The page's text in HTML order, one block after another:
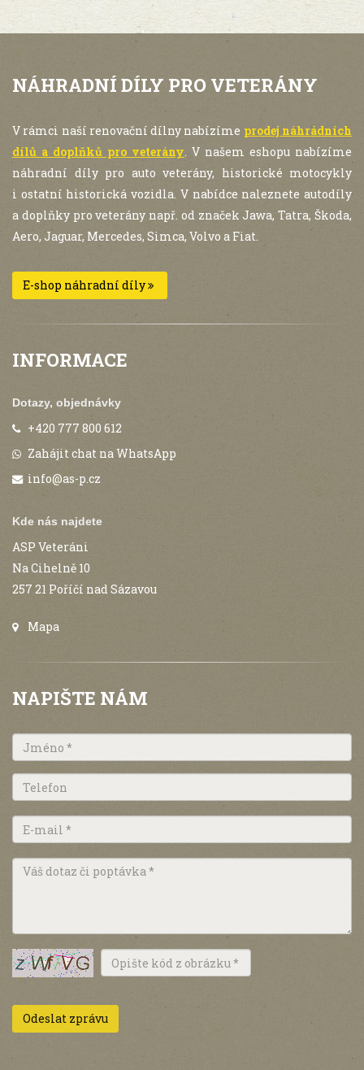
NÁHRADNÍ DÍLY PRO VETERÁNY
V rámci naší renovační dílny nabízíme prodej náhrádních
dílů a doplňků pro veterány. V našem eshopu nabízíme
náhradní díly pro auto veterány, historické motocykly
i ostatní historická vozidla. V nabídce naleznete autodíly
a doplňky pro veterány např. od značek Jawa, Tatra, Škoda,
Aero, Jaguar, Mercedes, Simca, Volvo a Fiat.
E-shop náhradní díly
INFORMACE
Dotazy, objednávky
+420 777 800 612
Zahájit chat na WhatsApp
info@as-p.cz
Kde nás najdete
ASP Veteráni
Na Cihelně 10
257 21 Poříčí nad Sázavou
Mapa
NAPIŠTE NÁM